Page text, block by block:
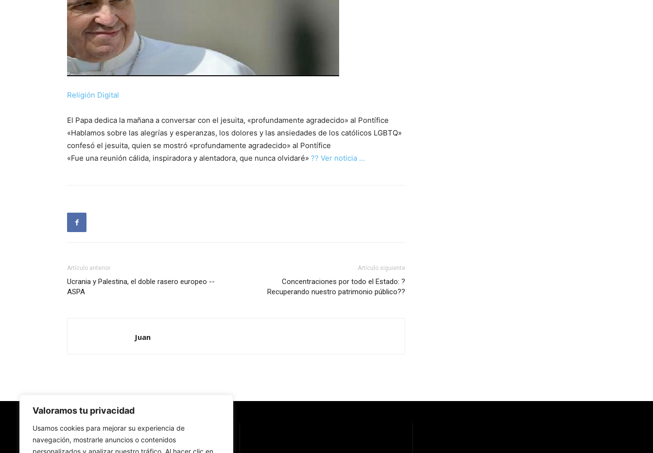
Valoramos tu privacidad
Usamos cookies para mejorar su experiencia de
navegación, mostrarle anuncios o contenidos
personalizados y analizar nuestro tráfico. Al hacer clic en
Religión Digital
El Papa dedica la mañana a conversar con el jesuita, «profundamente agradecido» al Pontífice
«Hablamos sobre las alegrías y esperanzas, los dolores y las ansiedades de los católicos LGBTQ»
confesó el jesuita, quien se mostró «profundamente agradecido» al Pontífice
«Fue una reunión cálida, inspiradora y alentadora, que nunca olvidaré» ?? Ver noticia …
Artículo anterior
Ucrania y Palestina, el doble rasero europeo --
ASPA
Artículo siguiente
Concentraciones por todo el Estado: ?
Recuperando nuestro patrimonio público??
Juan
Redes Cristianas